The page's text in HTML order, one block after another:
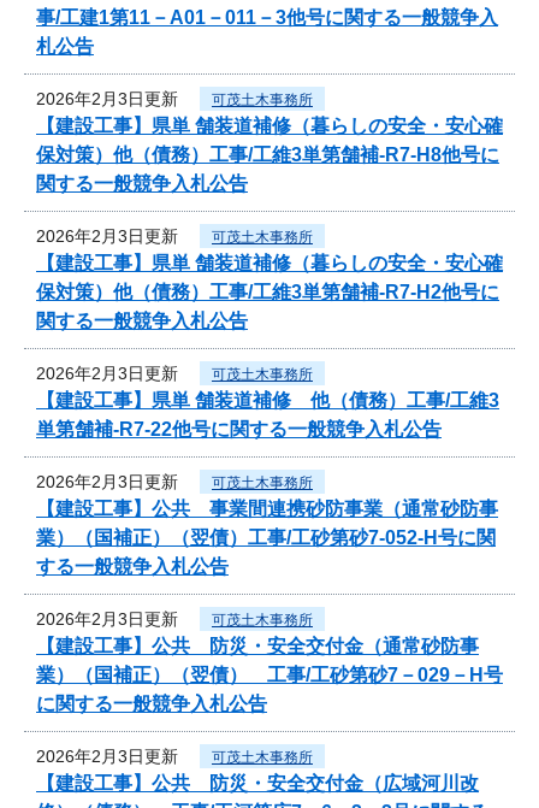
事/工建1第11－A01－011－3他号に関する一般競争入
札公告
2026年2月3日更新 可茂土木事務所
【建設工事】県単 舗装道補修（暮らしの安全・安心確
保対策）他（債務）工事/工維3単第舗補-R7-H8他号に
関する一般競争入札公告
2026年2月3日更新 可茂土木事務所
【建設工事】県単 舗装道補修（暮らしの安全・安心確
保対策）他（債務）工事/工維3単第舗補-R7-H2他号に
関する一般競争入札公告
2026年2月3日更新 可茂土木事務所
【建設工事】県単 舗装道補修 他（債務）工事/工維3
単第舗補-R7-22他号に関する一般競争入札公告
2026年2月3日更新 可茂土木事務所
【建設工事】公共 事業間連携砂防事業（通常砂防事
業）（国補正）（翌債）工事/工砂第砂7-052-H号に関
する一般競争入札公告
2026年2月3日更新 可茂土木事務所
【建設工事】公共 防災・安全交付金（通常砂防事
業）（国補正）（翌債） 工事/工砂第砂7－029－H号
に関する一般競争入札公告
2026年2月3日更新 可茂土木事務所
【建設工事】公共 防災・安全交付金（広域河川改